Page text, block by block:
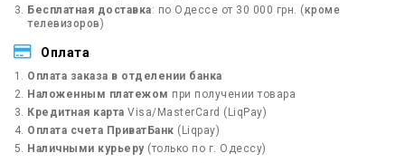
Бесплатная доставка: по Одессе от 30 000 грн. (кроме
телевизоров)
Оплата
Оплата заказа в отделении банка
Наложенным платежом при получении товара
Кредитная карта Visa/MasterCard (LiqPay)
Оплата счета ПриватБанк (Liqpay)
Наличными курьеру(только по г. Одессу)